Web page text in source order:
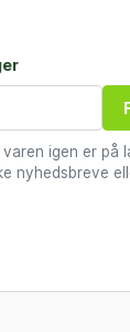
igen er på
nyhedsbreve